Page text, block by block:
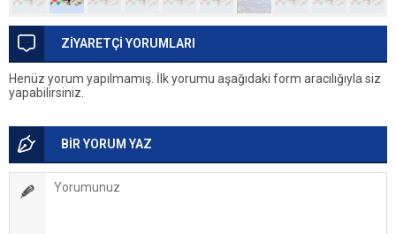
ZİYARETÇİ YORUMLARI
Henüz yorum yapılmamış. İlk yorumu aşağıdaki form aracılığıyla siz
yapabilirsiniz.
BİR YORUM YAZ